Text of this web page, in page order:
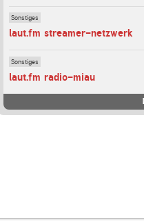
Sonstiges
laut.fm streamer-netzwerk
Sonstiges
laut.fm radio-miau